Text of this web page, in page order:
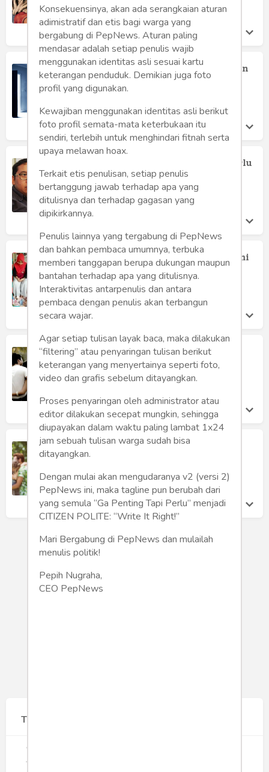
Matinya Juragan Tembakau di Tangan
Pembunuh Bayaran
Kasihanto Anto
Soal Mengelola Fitnah, Fadli Zon Perlu
Belajar ke Jokowi
Aji Najiullah Thaib
Sabtu 26 May, 2018
Cinta Itu Fitrah, Pun Mencintai Suami
Orang, Jadi Tak Ada Istilah Pelakor
Wanvangi Vang
Senin 26 Feb, 2018
Pelakor Alias Perebut Laki Orang,
Tetap Perempuan Yang Disalahkan
Kasihanto Anto
Peliknya Masalah Selingkuh,
Mudahnya Pasangan Tak Acuh
Meita Eryanti
Sabtu 6 Jan, 2018
Terpopuler
1
Konsekuensinya, akan ada serangkaian aturan
adimistratif dan etis bagi warga yang
bergabung di PepNews. Aturan paling
mendasar adalah setiap penulis wajib
menggunakan identitas asli sesuai kartu
keterangan penduduk. Demikian juga foto
profil yang digunakan.
Kewajiban menggunakan identitas asli berikut
foto profil semata-mata keterbukaan itu
sendiri, terlebih untuk menghindari fitnah serta
upaya melawan hoax.
Terkait etis penulisan, setiap penulis
bertanggung jawab terhadap apa yang
ditulisnya dan terhadap gagasan yang
dipikirkannya.
Penulis lainnya yang tergabung di PepNews
dan bahkan pembaca umumnya, terbuka
memberi tanggapan berupa dukungan maupun
bantahan terhadap apa yang ditulisnya.
Interaktivitas antarpenulis dan antara
pembaca dengan penulis akan terbangun
secara wajar.
Agar setiap tulisan layak baca, maka dilakukan
“filtering” atau penyaringan tulisan berikut
keterangan yang menyertainya seperti foto,
video dan grafis sebelum ditayangkan.
Proses penyaringan oleh administrator atau
editor dilakukan secepat mungkin, sehingga
diupayakan dalam waktu paling lambat 1x24
jam sebuah tulisan warga sudah bisa
ditayangkan.
Dengan mulai akan mengudaranya v2 (versi 2)
PepNews ini, maka tagline pun berubah dari
yang semula “Ga Penting Tapi Perlu” menjadi
CITIZEN POLITE: “Write It Right!”
Mari Bergabung di PepNews dan mulailah
menulis politik!
Pepih Nugraha,
CEO PepNews